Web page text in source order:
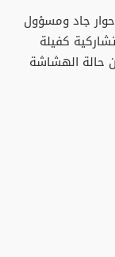
جاد ومسؤول
كفيلة
حالة الهشاشة